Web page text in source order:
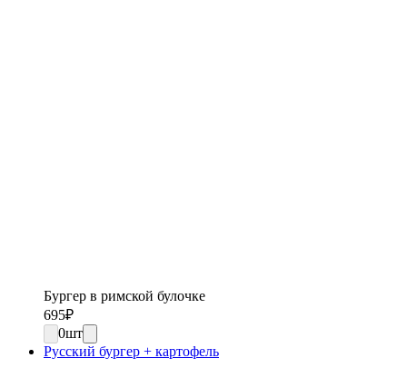
Бургер в римской булочке
695₽
0шт
Русский бургер + картофель